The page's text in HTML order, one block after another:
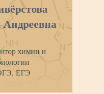
химии и
ЕГЭ